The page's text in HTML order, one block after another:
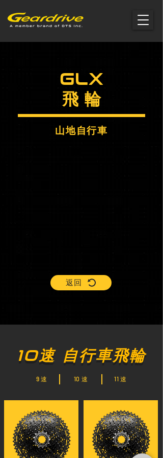
GLX
飛 輪
山地自行車
返回
10速 自行車飛輪
9 速 10 速 11 速